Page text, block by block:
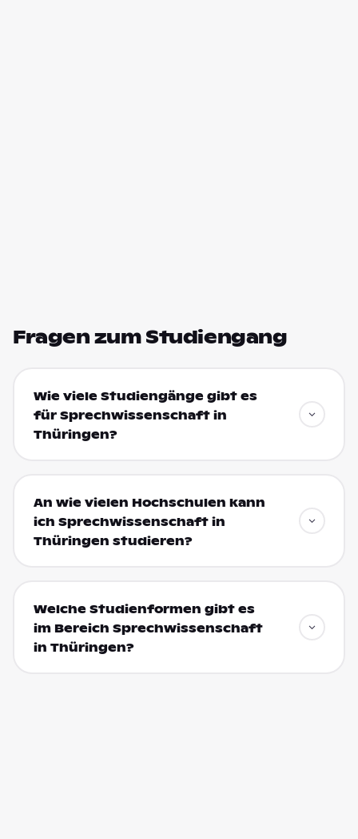
Fragen zum Studiengang
Wie viele Studiengänge gibt es
für Sprechwissenschaft in
Thüringen?
An wie vielen Hochschulen kann
ich Sprechwissenschaft in
Thüringen studieren?
Welche Studienformen gibt es
im Bereich Sprechwissenschaft
in Thüringen?